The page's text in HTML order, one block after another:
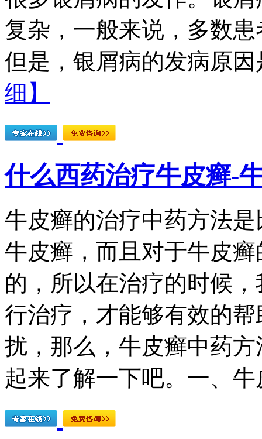
复杂，一般来说，多数
但是，银屑病的发病原
细】
什么西药治疗牛皮癣-
牛皮癣的治疗中药方法
牛皮癣，而且对于牛皮
的，所以在治疗的时候
行治疗，才能够有效的
扰，那么，牛皮癣中药
起来了解一下吧。一、